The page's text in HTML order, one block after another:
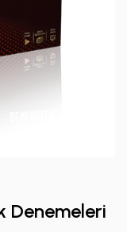
Denemeleri